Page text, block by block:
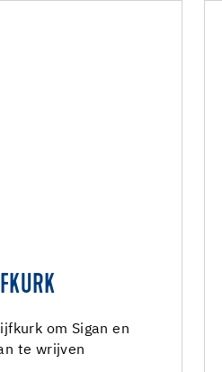
om Sigan en
te wrijven